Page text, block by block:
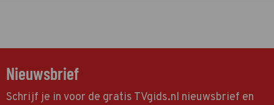
Nieuwsbrief
Schrijf je in voor de gratis TVgids.nl nieuwsbrief en